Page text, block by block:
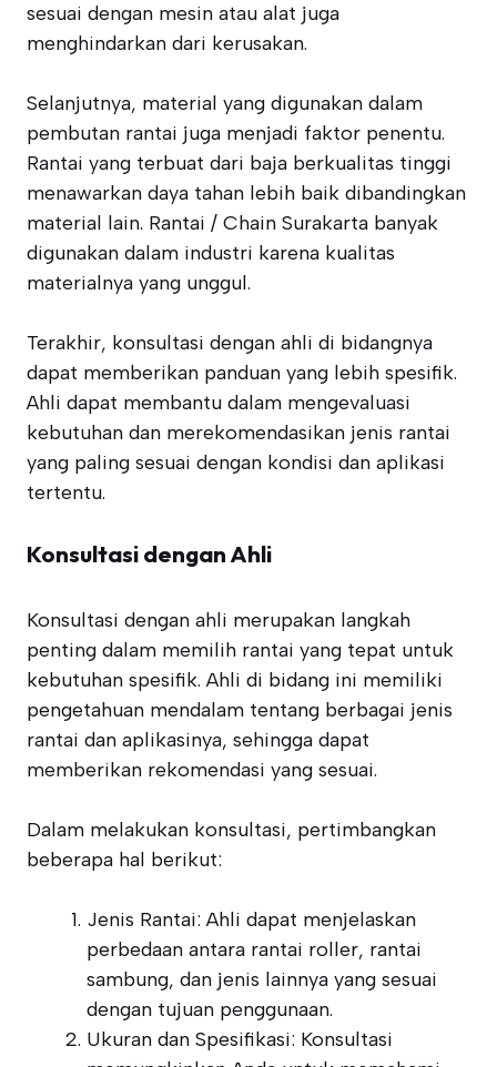
sesuai dengan mesin atau alat juga
menghindarkan dari kerusakan.
Selanjutnya, material yang digunakan dalam
pembutan rantai juga menjadi faktor penentu.
Rantai yang terbuat dari baja berkualitas tinggi
menawarkan daya tahan lebih baik dibandingkan
material lain. Rantai / Chain Surakarta banyak
digunakan dalam industri karena kualitas
materialnya yang unggul.
Terakhir, konsultasi dengan ahli di bidangnya
dapat memberikan panduan yang lebih spesifik.
Ahli dapat membantu dalam mengevaluasi
kebutuhan dan merekomendasikan jenis rantai
yang paling sesuai dengan kondisi dan aplikasi
tertentu.
Konsultasi dengan Ahli
Konsultasi dengan ahli merupakan langkah
penting dalam memilih rantai yang tepat untuk
kebutuhan spesifik. Ahli di bidang ini memiliki
pengetahuan mendalam tentang berbagai jenis
rantai dan aplikasinya, sehingga dapat
memberikan rekomendasi yang sesuai.
Dalam melakukan konsultasi, pertimbangkan
beberapa hal berikut:
Jenis Rantai: Ahli dapat menjelaskan
perbedaan antara rantai roller, rantai
sambung, dan jenis lainnya yang sesuai
dengan tujuan penggunaan.
Ukuran dan Spesifikasi: Konsultasi